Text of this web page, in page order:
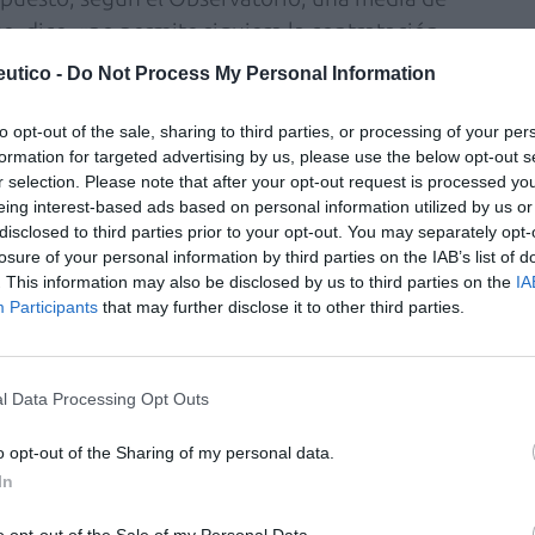
- Do Not Process My Personal Information
opt-out of the sale, sharing to third parties, or processing of your
for targeted advertising by us, please use the below opt-out
selection. Please note that after your opt-out request is processed
interest-based ads based on personal information utilized by us
to third parties prior to your opt-out. You may separately
of your personal information by third parties on the IAB’s list of
This information may also be disclosed by us to third parties on the
Participants that may further disclose it to other third parties.
Data Processing Opt Outs
opt-out of the Sharing of my personal data.
dice, «no permite siquiera la contratación
jornada».
de estas oficinas de farmacia necesita
recibidas por las farmacias VEC.
limitar la apertura de nuevas farmacias,
en las ventas financiadas y
farmacéutica.
preferida de Google
de actualidad.